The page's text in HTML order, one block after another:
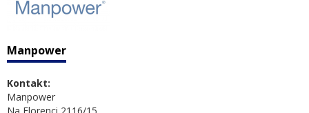
Manpower
Kontakt:
Manpower